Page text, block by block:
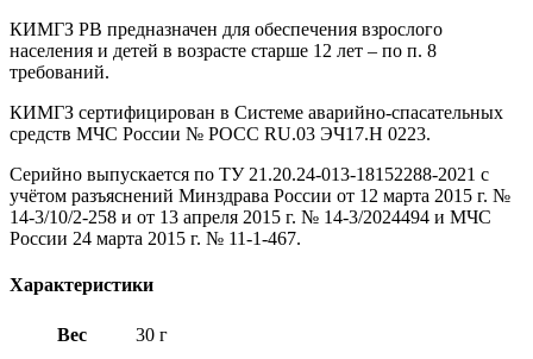
КИМГЗ РВ предназначен для обеспечения взрослого
населения и детей в возрасте старше 12 лет – по п. 8
требований.
КИМГЗ сертифицирован в Системе аварийно-спасательных
средств МЧС России № РОСС RU.03 ЭЧ17.Н 0223.
Серийно выпускается по ТУ 21.20.24-013-18152288-2021 с
учётом разъяснений Минздрава России от 12 марта 2015 г. №
14-3/10/2-258 и от 13 апреля 2015 г. № 14-3/2024494 и МЧС
России 24 марта 2015 г. № 11-1-467.
Характеристики
Вес 30 г